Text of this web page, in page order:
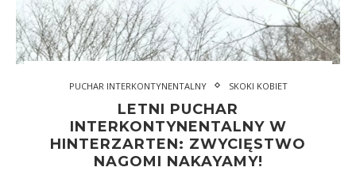
PUCHAR INTERKONTYNENTALNY SKOKI KOBIET
LETNI PUCHAR
INTERKONTYNENTALNY W
HINTERZARTEN: ZWYCIĘSTWO
NAGOMI NAKAYAMY!